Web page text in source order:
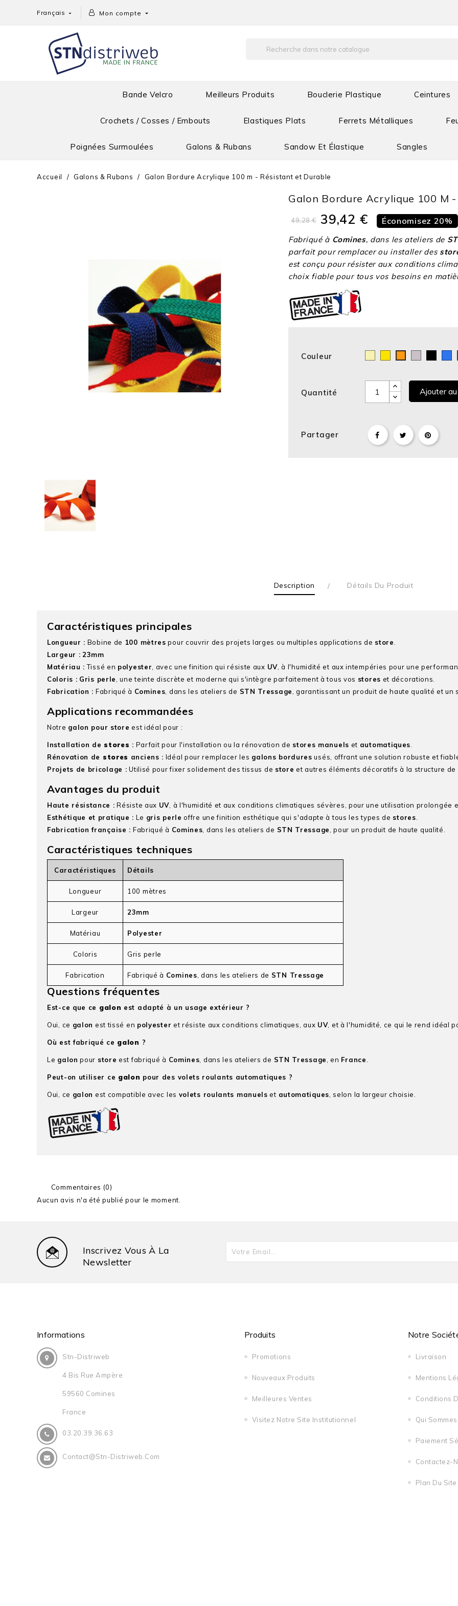
Français  Mon compte 
Bande Velcro Meilleurs Produits Bouclerie Plastique Ceintures
Crochets / Cosses / Embouts Elastiques Plats Ferrets Métalliques
Poignées Surmoulées Galons & Rubans Sandow Et Élastique Sangles
Accueil Galons & Rubans Galon Bordure Acrylique 100 m - Résistant et Durable
Galon Bordure Acrylique 100 M
49,28 € 39,42 € Économisez 20%
Fabriqué à Comines, dans les ateliers de
parfait pour remplacer ou installer des
est conçu pour résister aux conditions
choix fiable pour tous vos besoins en
Couleur
Quantité Ajouter
Partager
Description Détails Du Produit
Caractéristiques principales
Longueur : Bobine de 100 mètres pour couvrir des projets larges ou multiples applications de store
Largeur : 23mm
Matériau : Tissé en polyester , avec une finition qui résiste aux UV, à l'humidité et aux intempéries pour une
Coloris : Gris perle , une teinte discrète et moderne qui s'intègre parfaitement à tous vos stores et décorations.
Fabrication : Fabriqué à Comines , dans les ateliers de STN Tressage , garantissant un produit de haute qualité et un
Applications recommandées
Notre galon pour store est idéal pour :
Installation de stores : Parfait pour l'installation ou la rénovation de stores manuels et automatiques
Rénovation de stores anciens : Idéal pour remplacer les galons bordures usés, offrant une solution robuste et
Projets de bricolage : Utilisé pour fixer solidement des tissus de store et autres éléments décoratifs à la structure de
Avantages du produit
Haute résistance : Résiste aux UV , à l'humidité et aux conditions climatiques sévères, pour une utilisation prolongée
Esthétique et pratique : Le gris perle offre une finition esthétique qui s'adapte à tous les types de stores
Fabrication française : Fabriqué à Comines , dans les ateliers de STN Tressage , pour un produit de haute qualité.
Caractéristiques techniques
Caractéristiques Détails
Longueur 100 mètres
Largeur 23mm
Matériau Polyester
Coloris Gris perle
Fabrication Fabriqué à Comines , dans les ateliers de STN Tressage
Questions fréquentes
Est-ce que ce galon est adapté à un usage extérieur ?
Oui, ce galon est tissé en polyester et résiste aux conditions climatiques, aux UV, et à l'humidité, ce qui le rend idéal
Où est fabriqué ce galon ?
Le galon pour store est fabriqué à Comines , dans les ateliers de STN Tressage , en France
Peut-on utiliser ce galon pour des volets roulants automatiques ?
Oui, ce galon est compatible avec les volets roulants manuels et automatiques , selon la largeur choisie.
Commentaires (0)
Aucun avis n'a été publié pour le moment.
Inscrivez Vous À La
Newsletter
Informations
Stn-Distriweb
4 Bis Rue Ampère
59560 Comines
France
03.20.39.36.63
Contact@stn-Distriweb.com
Produits
Promotions
Nouveaux Produits
Meilleures Ventes
Visitez Notre Site Institutionnel
Notre
Livraison
Mentions
Conditions
Qui
Paiement
Contactez-
Plan Du Site